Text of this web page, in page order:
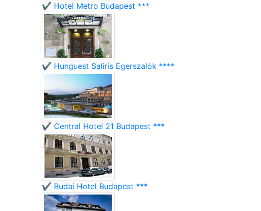
✔️ Hotel Metro Budapest ***
✔️ Hunguest Saliris Egerszalók ****
✔️ Central Hotel 21 Budapest ***
✔️ Budai Hotel Budapest ***